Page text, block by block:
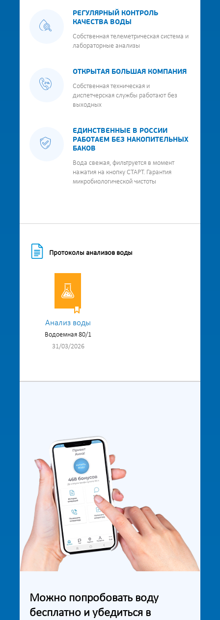
РЕГУЛЯРНЫЙ КОНТРОЛЬ
КАЧЕСТВА ВОДЫ
Собственная телеметрическая система и
лабораторные анализы
ОТКРЫТАЯ БОЛЬШАЯ КОМПАНИЯ
Собственная техническая и
диспетчерская службы работают без
выходных
ЕДИНСТВЕННЫЕ В РОССИИ
РАБОТАЕМ БЕЗ НАКОПИТЕЛЬНЫХ
БАКОВ
Вода свежая, фильтруется в момент
нажатия на кнопку СТАРТ. Гарантия
микробиологической чистоты
Протоколы анализов воды
Анализ воды
Водоемная 80/1
31/03/2026
Можно попробовать воду
бесплатно и убедиться в